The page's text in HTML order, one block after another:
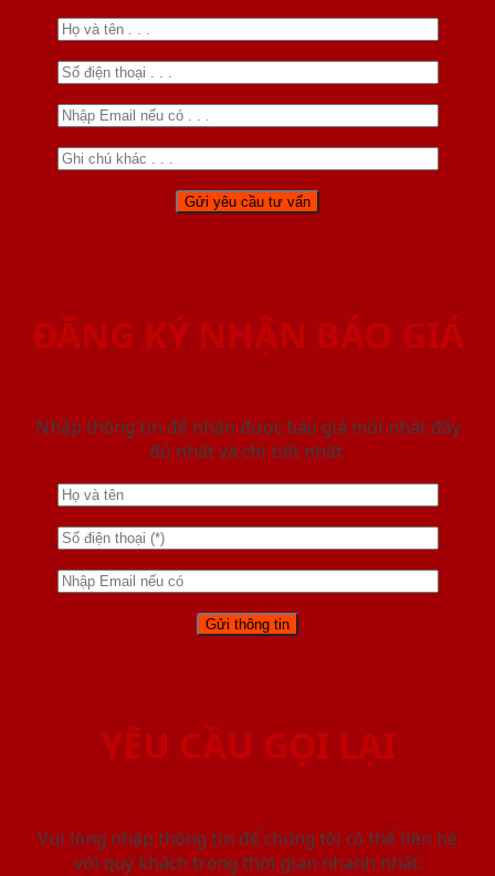
ĐĂNG KÝ NHẬN BÁO GIÁ
Nhập thông tin để nhận được báo giá mới nhât đầy
đủ nhất và chi tiết nhất.
YÊU CẦU GỌI LẠI
Vui lòng nhập thông tin để chúng tôi có thể liên hệ
với quý khách trong thời gian nhanh nhất.